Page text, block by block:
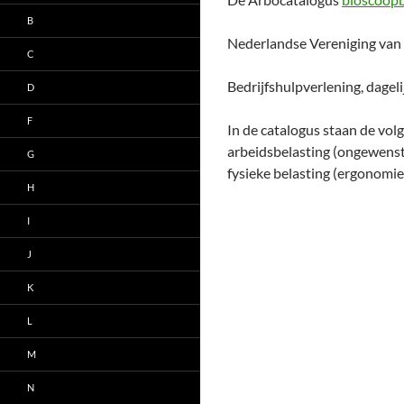
Nederlandse Vereniging
Bedrijfshulpverlening,
In de catalogus staan de
arbeidsbelasting
fysieke belasting
B
C
D
F
G
H
I
J
K
L
M
N